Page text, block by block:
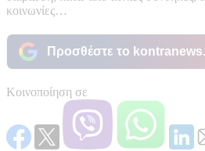
κοινωνίες…
Προσθέστε το
Κοινοποίηση σε